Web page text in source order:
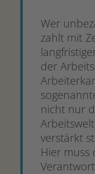
Wer
zahlt mit
der
nicht nur
verstärkt
Hier muss